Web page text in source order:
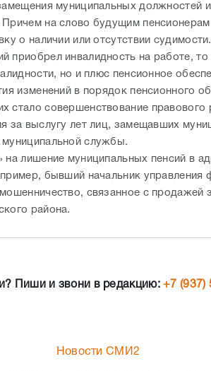
муниципальных должностей
на слово будущим пенсионерам
о наличии или отсутствии
приобрел инвалидность на работе, то
но и плюс пенсионное
изменений в порядок пенсионного
стало совершенствование правового
за выслугу лет лиц, замещавших
службы.
лишение муниципальных пенсий в
бывший начальник управления
связанное с продажей
района.
Пиши и звони в редакцию:+7 (937)
Новости СМИ2